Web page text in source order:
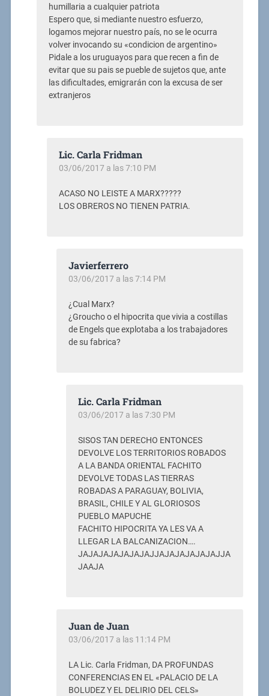
humillaria a cualquier patriota
Espero que, si mediante nuestro esfuerzo,
logamos mejorar nuestro país, no se le ocurra
volver invocando su «condicion de argentino»
Pidale a los uruguayos para que recen a fin de
evitar que su pais se pueble de sujetos que, ante
las dificultades, emigrarán con la excusa de ser
extranjeros
Lic. Carla Fridman
03/06/2017 a las 7:10 PM
ACASO NO LEISTE A MARX?????
LOS OBREROS NO TIENEN PATRIA.
Javierferrero
03/06/2017 a las 7:14 PM
¿Cual Marx?
¿Groucho o el hipocrita que vivia a costillas
de Engels que explotaba a los trabajadores
de su fabrica?
Lic. Carla Fridman
03/06/2017 a las 7:30 PM
SISOS TAN DERECHO ENTONCES
DEVOLVE LOS TERRITORIOS ROBADOS
A LA BANDA ORIENTAL FACHITO
DEVOLVE TODAS LAS TIERRAS
ROBADAS A PARAGUAY, BOLIVIA,
BRASIL, CHILE Y AL GLORIOSOS
PUEBLO MAPUCHE
FACHITO HIPOCRITA YA LES VA A
LLEGAR LA BALCANIZACION….
JAJAJAJAJAJAJAJJAJAJAJAJAJAJJA
JAAJA
Juan de Juan
03/06/2017 a las 11:14 PM
LA Lic. Carla Fridman, DA PROFUNDAS
CONFERENCIAS EN EL «PALACIO DE LA
BOLUDEZ Y EL DELIRIO DEL CELS»